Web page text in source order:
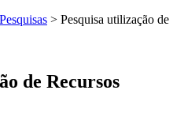
Pesquisas > Pesquisa utilização de
de Recursos